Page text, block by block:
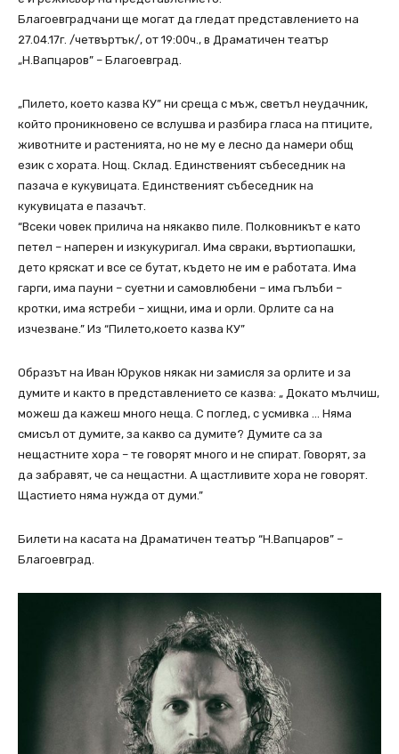
Благоевградчани ще могат да гледат представлението на
27.04.17г. /четвъртък/, от 19:00ч., в Драматичен театър
„Н.Вапцаров” – Благоевград.
„Пилето, което казва КУ” ни среща с мъж, светъл неудачник,
който проникновено се вслушва и разбира гласа на птиците,
животните и растенията, но не му е лесно да намери общ
език с хората. Нощ. Склад. Единственият събеседник на
пазача е кукувицата. Единственият събеседник на
кукувицата е пазачът.
“Всеки човек прилича на някакво пиле. Полковникът е като
петел – наперен и изкукуригал. Има свраки, въртиопашки,
дето кряскат и все се бутат, където не им е работата. Има
гарги, има пауни – суетни и самовлюбени – има гълъби –
кротки, има ястреби – хищни, има и орли. Орлите са на
изчезване.” Из “Пилето,което казва КУ”
Образът на Иван Юруков някак ни замисля за орлите и за
думите и както в представлението се казва: „ Докато мълчиш,
можеш да кажеш много неща. С поглед, с усмивка … Няма
смисъл от думите, за какво са думите? Думите са за
нещастните хора – те говорят много и не спират. Говорят, за
да забравят, че са нещастни. А щастливите хора не говорят.
Щастието няма нужда от думи.”
Билети на касата на Драматичен театър “Н.Вапцаров” –
Благоевград.